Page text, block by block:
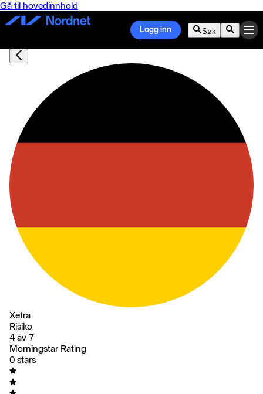
Gå til hovedinnhold
Logg inn Søk
Xetra
Risiko
4 av 7
Morningstar Rating
0 stars